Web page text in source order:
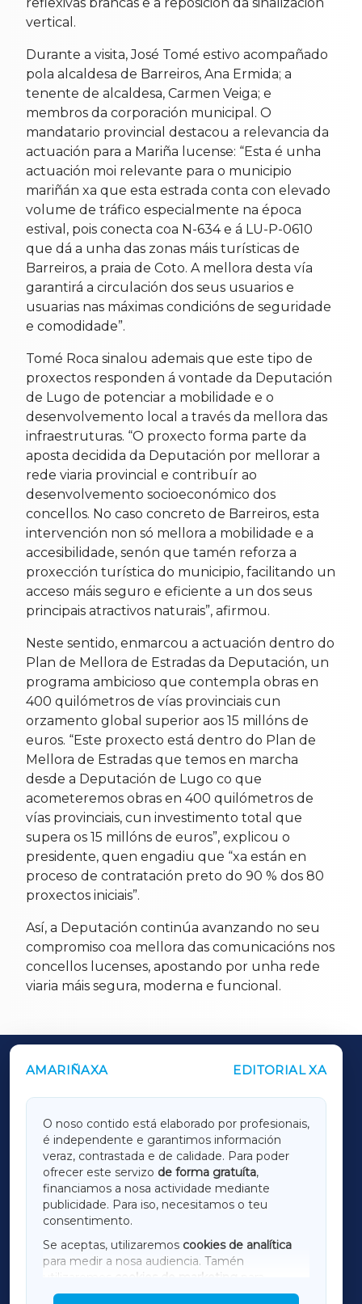
vertical.
Durante a visita, José Tomé estivo acompañado
pola alcaldesa de Barreiros, Ana Ermida; a
tenente de alcaldesa, Carmen Veiga; e
membros da corporación municipal. O
mandatario provincial destacou a relevancia da
actuación para a Mariña lucense: “Esta é unha
actuación moi relevante para o municipio
mariñán xa que esta estrada conta con elevado
volume de tráfico especialmente na época
estival, pois conecta coa N-634 e á LU-P-0610
que dá a unha das zonas máis turísticas de
Barreiros, a praia de Coto. A mellora desta vía
garantirá a circulación dos seus usuarios e
usuarias nas máximas condicións de seguridade
e comodidade”.
Tomé Roca sinalou ademais que este tipo de
proxectos responden á vontade da Deputación
de Lugo de potenciar a mobilidade e o
desenvolvemento local a través da mellora das
infraestruturas. “O proxecto forma parte da
aposta decidida da Deputación por mellorar a
rede viaria provincial e contribuír ao
desenvolvemento socioeconómico dos
concellos. No caso concreto de Barreiros, esta
intervención non só mellora a mobilidade e a
accesibilidade, senón que tamén reforza a
proxección turística do municipio, facilitando un
acceso máis seguro e eficiente a un dos seus
principais atractivos naturais”, afirmou.
Neste sentido, enmarcou a actuación dentro do
Plan de Mellora de Estradas da Deputación, un
programa ambicioso que contempla obras en
400 quilómetros de vías provinciais cun
orzamento global superior aos 15 millóns de
euros. “Este proxecto está dentro do Plan de
Mellora de Estradas que temos en marcha
desde a Deputación de Lugo co que
acometeremos obras en 400 quilómetros de
vías provinciais, cun investimento total que
supera os 15 millóns de euros”, explicou o
presidente, quen engadiu que “xa están en
proceso de contratación preto do 90 % dos 80
proxectos iniciais”.
Así, a Deputación continúa avanzando no seu
compromiso coa mellora das comunicacións nos
concellos lucenses, apostando por unha rede
viaria máis segura, moderna e funcional.
AMARIÑAXA EDITORIAL XA
O noso contido está elaborado por profesionais,
é independente e garantimos información
veraz, contrastada e de calidade. Para poder
ofrecer este servizo de forma gratuíta,
financiamos a nosa actividade mediante
publicidade. Para iso, necesitamos o teu
consentimento.
Se aceptas, utilizaremos cookies de analítica
para medir a nosa audiencia. Tamén
utilizaremos
cookies de marketing
mostrar publicidade de terceiros.
OUTROS PERIÓDICOS
LUGOXA
TERRACHAXA
AMARIÑAXA